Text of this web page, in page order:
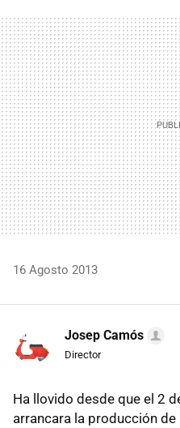
16 Agosto 2013
Josep Camós
Director
Ha llovido desde que el 2
arrancara la producción de